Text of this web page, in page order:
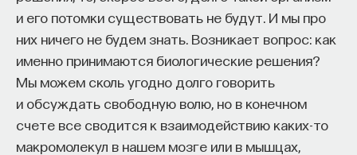
и его потомки существовать не будут. И мы про
них ничего не будем знать. Возникает вопрос: как
именно принимаются биологические решения?
Мы можем сколь угодно долго говорить
и обсуждать свободную волю, но в конечном
счете все сводится к взаимодействию каких-то
макромолекул в нашем мозге или в мышцах,
процессами? Как появляются зависимость,
утомление, состояние эйфории или азарта?
Каково воздействие на работу мозга гормонов,
иммунной системы?
Ответы на эти и другие вопросы можно найти,
Дофамин образуется в наших нейронах
в результате довольно несложной цепочки
химических реакций. Начинается она
с аминокислоты, которая называется тирозин,
и дальше тирозин превращается в молекулу,
называемую L-ДОФА, а уже L-ДОФА становится
дофамином. То есть получается цепочка из двух